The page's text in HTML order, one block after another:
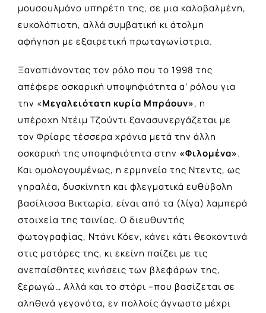
μουσουλμάνο υπηρέτη της, σε μια καλοβαλμένη,
ευκολόπιοτη, αλλά συμβατική κι άτολμη
αφήγηση με εξαιρετική πρωταγωνίστρια.
Ξαναπιάνοντας τον ρόλο που το 1998 της
απέφερε οσκαρική υποψηφιότητα α’ ρόλου για
την «Μεγαλειότατη κυρία Μπράουν», η
υπέροχη Ντέιμ Τζούντι ξανασυνεργάζεται με
τον Φρίαρς τέσσερα χρόνια μετά την άλλη
οσκαρική της υποψηφιότητα στην «Φιλομένα».
Και ομολογουμένως, η ερμηνεία της Ντεντς, ως
γηραλέα, δυσκίνητη και φλεγματικά ευθύβολη
βασίλισσα Βικτωρία, είναι από τα (λίγα) λαμπερά
στοιχεία της ταινίας. Ο διευθυντής
φωτογραφίας, Ντάνι Κόεν, κάνει κάτι θεοκοντινά
στις ματάρες της, κι εκείνη παίζει με τις
ανεπαίσθητες κινήσεις των βλεφάρων της,
ξερωγώ… Αλλά και το στόρι –που βασίζεται σε
αληθινά γεγονότα, εν πολλοίς άγνωστα μέχρι